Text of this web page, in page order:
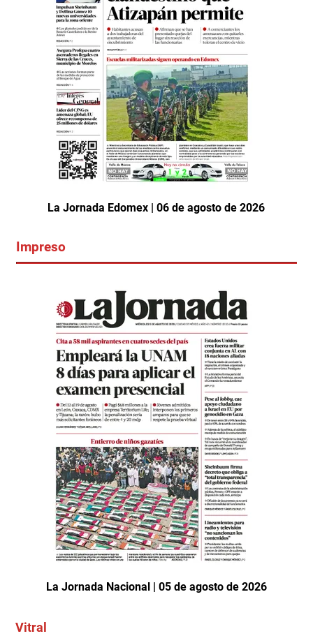
La Jornada Edomex | 06 de agosto de 2026
Impreso
La Jornada Nacional | 05 de agosto de 2026
Vitral